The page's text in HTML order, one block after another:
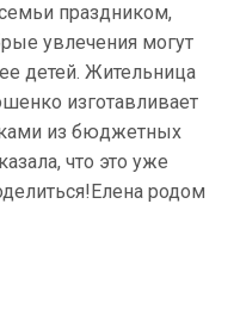
праздником,
увлечения могут
детей. Жительница
изготавливает
из бюджетных
что это уже
родом